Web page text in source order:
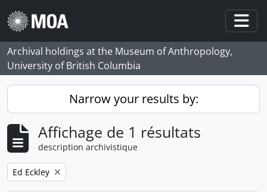
Skip to main content
Archival holdings at the Museum of Anthropology,
University of British Columbia
Narrow your results by:
Affichage de 1 résultats
description archivistique
Remove filter:
Ed Eckley